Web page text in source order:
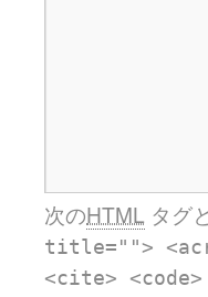
次のHTML タグ
title="">
<cite>